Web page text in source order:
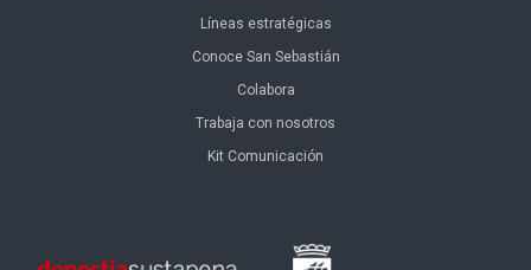
Líneas estratégicas
Conoce San Sebastián
Colabora
Trabaja con nosotros
Kit Comunicación